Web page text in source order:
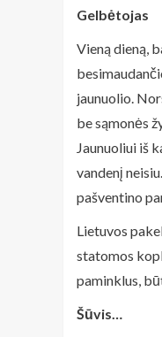
Gelbėtojas
Vieną dieną,
jaunuolio.
be sąmonės
Jaunuoliui iš
vandenį
pašventino
Lietuvos
statomos
paminklus,
Šūvis…